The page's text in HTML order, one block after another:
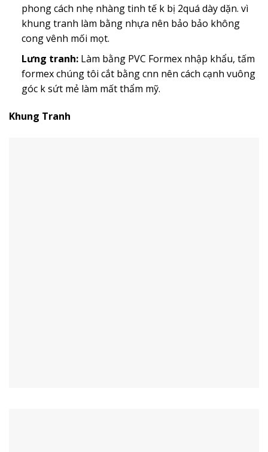
phong cách nhẹ nhàng tinh tế k bị 2quá dày dặn. vì
khung tranh làm bằng nhựa nên bảo bảo không
cong vênh mối mọt.
Lưng tranh:Làm bằng PVC Formex nhập khẩu, tấm
formex chúng tôi cắt bằng cnn nên cách cạnh vuông
góc k sứt mẻ làm mất thẩm mỹ.
Khung Tranh